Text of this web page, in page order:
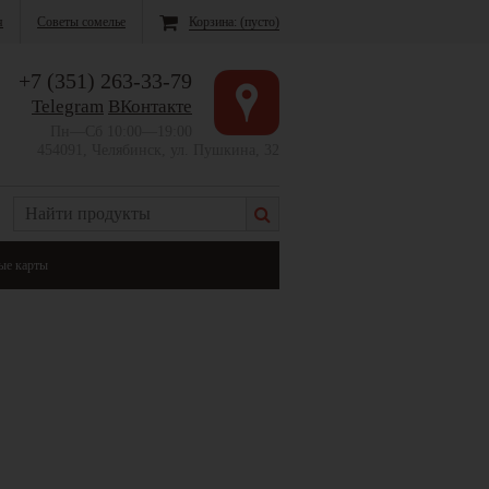
Советы сомелье Корзина: (пусто)
+7 (351) 263-33-79
Telegram ВКонтакте
карты